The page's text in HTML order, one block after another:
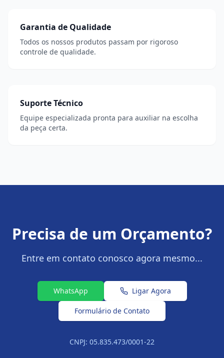
Garantia de Qualidade
Todos os nossos produtos passam por rigoroso
controle de qualidade.
Suporte Técnico
Equipe especializada pronta para auxiliar na escolha
da peça certa.
Precisa de um Orçamento?
Entre em contato conosco agora mesmo...
WhatsApp Ligar Agora
Formulário de Contato
CNPJ: 05.835.473/0001-22